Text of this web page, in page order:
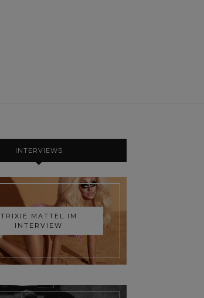
INTERVIEWS
TRIXIE MATTEL IM
INTERVIEW